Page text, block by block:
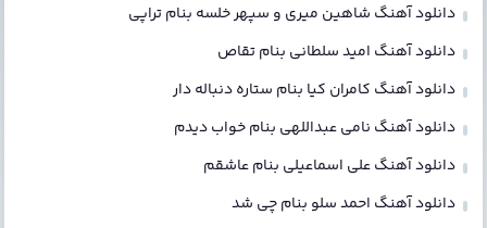
دانلود آهنگ شاهین میری و سپهر خلسه بنام تراپی
دانلود آهنگ امید سلطانی بنام تقاص
دانلود آهنگ کامران کیا بنام ستاره دنباله دار
دانلود آهنگ نامی عبداللهی بنام خواب دیدم
دانلود آهنگ علی اسماعیلی بنام عاشقم
دانلود آهنگ احمد سلو بنام چی شد